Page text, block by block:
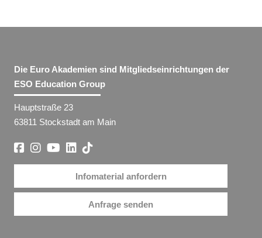
Die Euro Akademien sind Mitgliedseinrichtungen der
ESO Education Group
Hauptstraße 23
63811 Stockstadt am Main
Infomaterial anfordern
Anfrage senden